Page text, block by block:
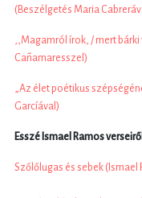
(Beszélgetés Maria
,,Magamról írok, / mert bárki
Cañamaresszel)
„Az élet poétikus
Garcíával)
Esszé Ismael Ramos
Szőlőlugas és sebek (Ismael